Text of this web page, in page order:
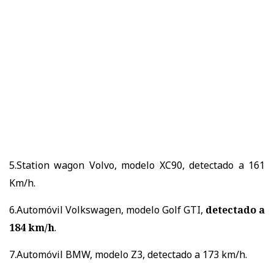
5.Station wagon Volvo, modelo XC90, detectado a 161
Km/h.
6.Automóvil Volkswagen, modelo Golf GTI, detectado a
184 km/h.
7.Automóvil BMW, modelo Z3, detectado a 173 km/h.